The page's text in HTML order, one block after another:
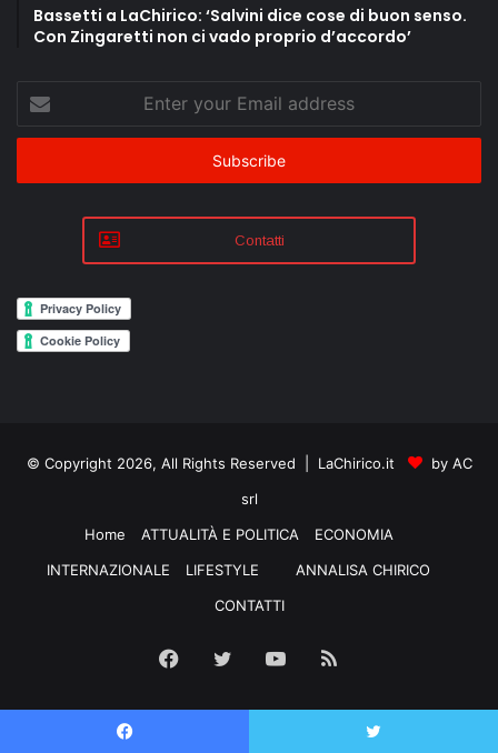
Bassetti a LaChirico: ‘Salvini dice cose di buon senso.
Con Zingaretti non ci vado proprio d’accordo’
your
Email
Contatti
© Copyright 2026, All Rights Reserved | LaChirico.it
by AC
srl
Home
ATTUALITÀ E POLITICA
ECONOMIA
INTERNAZIONALE
LIFESTYLE
ANNALISA CHIRICO
CONTATTI
Facebook
Twitter YouTube